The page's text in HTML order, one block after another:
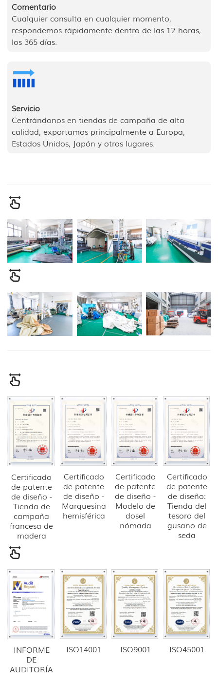
Comentario
Cualquier consulta en cualquier momento,
respondemos rápidamente dentro de las 12 horas,
los 365 días.
Servicio
Centrándonos en tiendas de campaña de alta
calidad, exportamos principalmente a Europa,
Estados Unidos, Japón y otros lugares.
Certificado
de patente
de diseño -
Tienda de
campaña
francesa de
madera
Certificado
de patente
de diseño -
Marquesina
hemisférica
Certificado
de patente
de diseño -
Modelo de
dosel
nómada
Certificado
de patente
de diseño:
Tienda del
tesoro del
gusano de
seda
INFORME
DE
AUDITORÍA
ISO14001 ISO9001 ISO45001